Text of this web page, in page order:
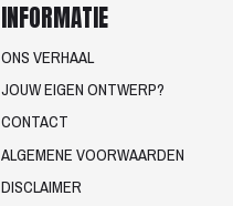
INFORMATIE
ONS VERHAAL
JOUW EIGEN ONTWERP?
CONTACT
ALGEMENE VOORWAARDEN
DISCLAIMER